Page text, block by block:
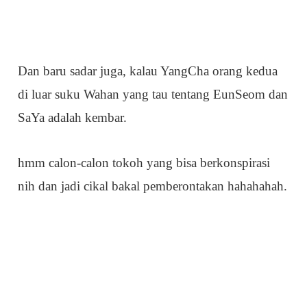
Dan baru sadar juga, kalau YangCha orang kedua
di luar suku Wahan yang tau tentang EunSeom dan
SaYa adalah kembar.
hmm calon-calon tokoh yang bisa berkonspirasi
nih dan jadi cikal bakal pemberontakan hahahahah.